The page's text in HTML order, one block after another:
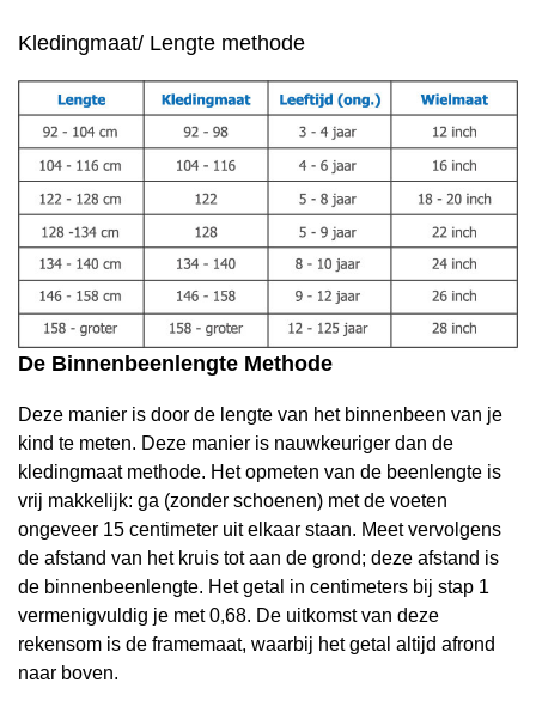
Kledingmaat/ Lengte methode
De Binnenbeenlengte Methode
Deze manier is door de lengte van het binnenbeen van je
kind te meten. Deze manier is nauwkeuriger dan de
kledingmaat methode. Het opmeten van de beenlengte is
vrij makkelijk: ga (zonder schoenen) met de voeten
ongeveer 15 centimeter uit elkaar staan. Meet vervolgens
de afstand van het kruis tot aan de grond; deze afstand is
de binnenbeenlengte. Het getal in centimeters bij stap 1
vermenigvuldig je met 0,68. De uitkomst van deze
rekensom is de framemaat, waarbij het getal altijd afrond
naar boven.